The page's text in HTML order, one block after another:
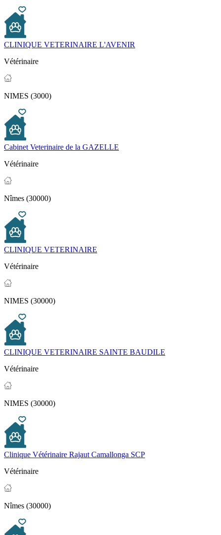
CLINIQUE VETERINAIRE L'AVENIR
Vétérinaire
NIMES (3000)
Cabinet Veterinaire de la GAZELLE
Vétérinaire
Nîmes (30000)
CLINIQUE VETERINAIRE
Vétérinaire
NIMES (30000)
CLINIQUE VETERINAIRE SAINTE BAUDILE
Vétérinaire
NIMES (30000)
Clinique Vétérinaire Rajaut Camallonga SCP
Vétérinaire
Nîmes (30000)